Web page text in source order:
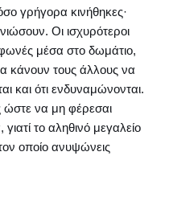
γρήγορα κινήθηκες·
Οι ισχυρότεροι
φωνές μέσα στο δωμάτιο,
κάνουν τους άλλους να
και ότι ενδυναμώνονται.
ώστε να μη φέρεσαι
το αληθινό μεγαλείο
οποίο ανυψώνεις